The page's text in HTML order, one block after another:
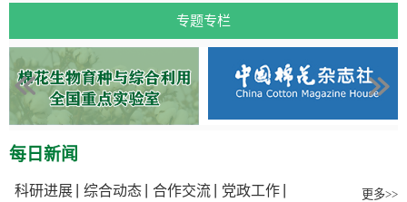
专题专栏
每日新闻
更多>>
科研进展 综合动态 合作交流
党政工作